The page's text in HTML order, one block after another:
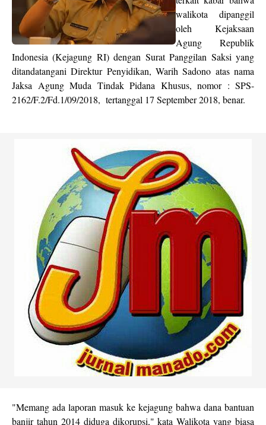
walikota dipanggil
oleh Kejaksaan
Agung Republik
Indonesia (Kejagung RI) dengan Surat Panggilan Saksi yang
ditandatangani Direktur Penyidikan, Warih Sadono atas nama
Jaksa Agung Muda Tindak Pidana Khusus, nomor : SPS-
2162/F.2/Fd.1/09/2018, tertanggal 17 September 2018, benar.
"Memang ada laporan masuk ke kejagung bahwa dana bantuan
banjir tahun 2014 diduga dikorupsi," kata Walikota yang biasa